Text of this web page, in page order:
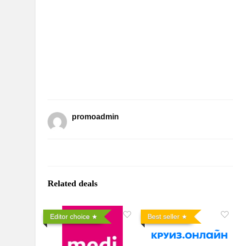
promoadmin
Related deals
Editor choice Best seller